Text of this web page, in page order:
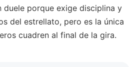
duele porque exige disciplina y
del estrellato, pero es la única
cuadren al final de la gira.